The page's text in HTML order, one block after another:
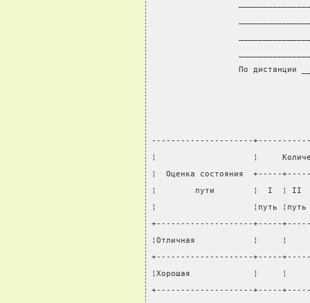
По дистанции
---------------------
¦                    ¦
¦  Оценка состояния  +-----
¦        пути        ¦  I  ¦ II
¦                    ¦путь
+--------------------+-----
¦Отличная            ¦     ¦
+--------------------+-----
¦Хорошая             ¦     ¦
+--------------------+-----